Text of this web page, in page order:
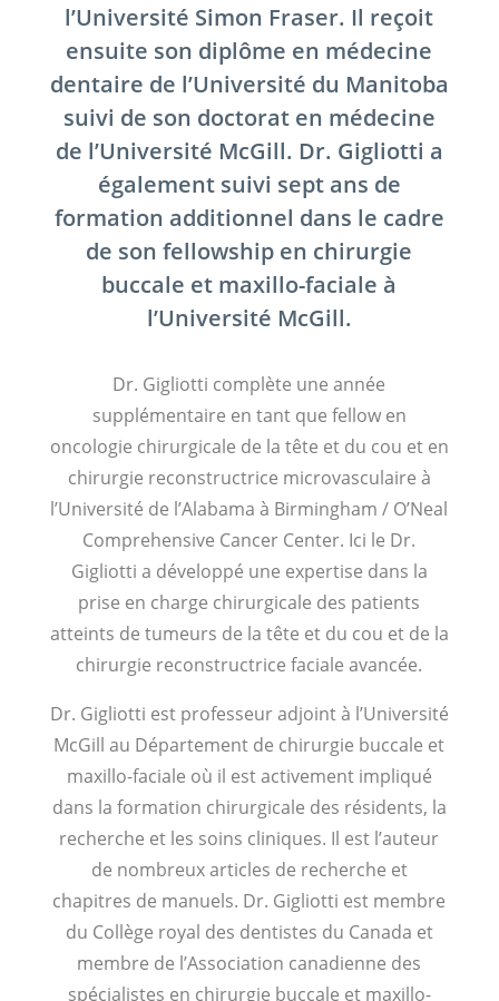
l’Université Simon Fraser. Il reçoit
ensuite son diplôme en médecine
dentaire de l’Université du Manitoba
suivi de son doctorat en médecine
de l’Université McGill. Dr. Gigliotti a
également suivi sept ans de
formation additionnel dans le cadre
de son fellowship en chirurgie
buccale et maxillo-faciale à
l’Université McGill.
Dr. Gigliotti complète une année
supplémentaire en tant que fellow en
oncologie chirurgicale de la tête et du cou et en
chirurgie reconstructrice microvasculaire à
l’Université de l’Alabama à Birmingham / O’Neal
Comprehensive Cancer Center. Ici le Dr.
Gigliotti a développé une expertise dans la
prise en charge chirurgicale des patients
atteints de tumeurs de la tête et du cou et de la
chirurgie reconstructrice faciale avancée.
Dr. Gigliotti est professeur adjoint à l’Université
McGill au Département de chirurgie buccale et
maxillo-faciale où il est activement impliqué
dans la formation chirurgicale des résidents, la
recherche et les soins cliniques. Il est l’auteur
de nombreux articles de recherche et
chapitres de manuels. Dr. Gigliotti est membre
du Collège royal des dentistes du Canada et
membre de l’Association canadienne des
spécialistes en chirurgie buccale et maxillo-